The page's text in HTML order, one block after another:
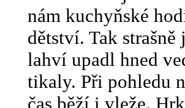
nám kuchyňské
dětství. Tak
lahví upadl hned
tikaly. Při pohledu
čas běží i vleže.